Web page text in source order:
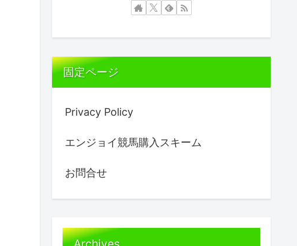
固定ページ
Privacy Policy
エンジョイ競馬購入スキーム
お問合せ